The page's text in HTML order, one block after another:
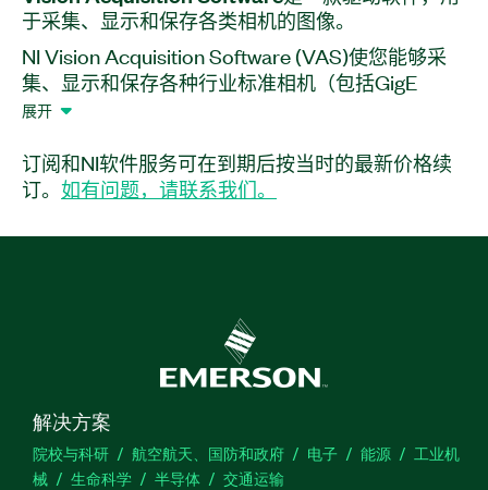
于采集、 显示和保存各类相机的图像。
NI Vision Acquisition Software (VAS)使您能够采
集、显示和保存各种行业标准相机（包括GigE
Vision、USB3 Vision和Camera Link）的图像。您
I/O。借助一套易于使用的函数和示例程序，您可以
使用LabVIEW或C/C++快速创建应用程序。
展开
订阅和NI软件服务可在到期后按当时的最新价格续
订。 如有问题，请联系我们。
解决方案
院校与科研 航空航天、国防和政府 电子 能源
工业机
械
生命科学 半导体 交通运输